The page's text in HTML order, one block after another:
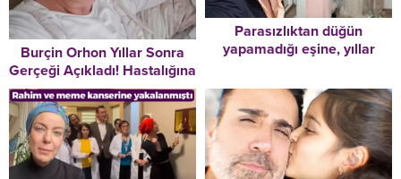
Burçin Orhon Yıllar Sonra
Gerçeği Açıkladı! Hastalığına
Yanlış Teşhis Konulmuş! “Bu
İddialar Beni ‘Alzheimer’
Teşhisi Kadar Üzmedi”
Parasızlıktan düğün
yapamadığı eşine, yıllar
Son paylaşımı 22 saat önce!
Bu dünyadan bir Volkan
Konak geçti…